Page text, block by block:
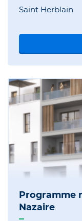
Saint Herblain
Programme
Nazaire